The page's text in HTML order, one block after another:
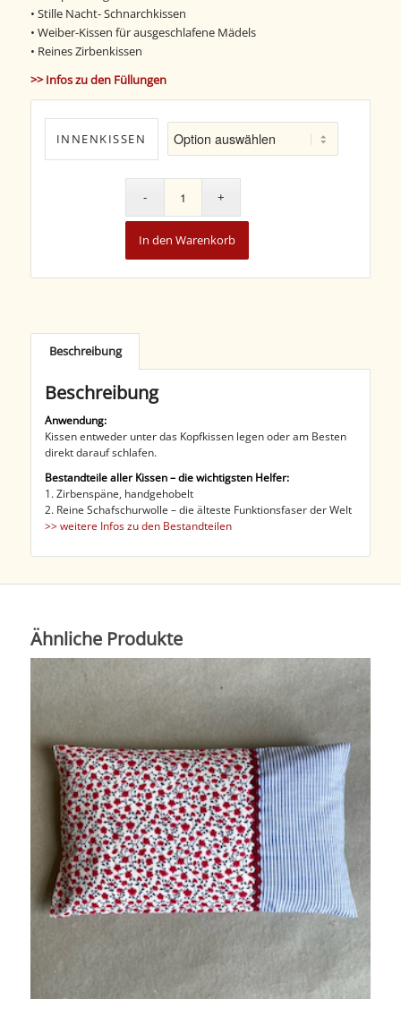
• Stille Nacht- Schnarchkissen
• Weiber-Kissen für ausgeschlafene Mädels
• Reines Zirbenkissen
>> Infos zu den Füllungen
INNENKISSEN
In den Warenkorb
Beschreibung
Beschreibung
Anwendung:
Kissen entweder unter das Kopfkissen legen oder am Besten
direkt darauf schlafen.
Bestandteile aller Kissen – die wichtigsten Helfer:
1. Zirbenspäne, handgehobelt
2. Reine Schafschurwolle – die älteste Funktionsfaser der Welt
>> weitere Infos zu den Bestandteilen
Ähnliche Produkte